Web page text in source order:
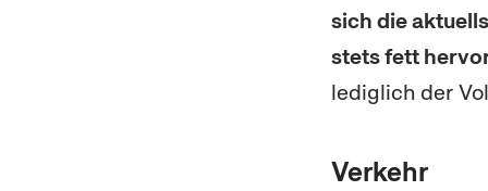
sich die
stets fett
lediglich der
Verkehr